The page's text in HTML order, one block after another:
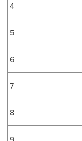
4
5
6
7
8